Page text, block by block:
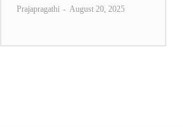
Prajapragathi - August 20, 2025